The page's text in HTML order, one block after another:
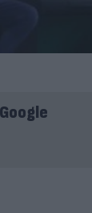
Google